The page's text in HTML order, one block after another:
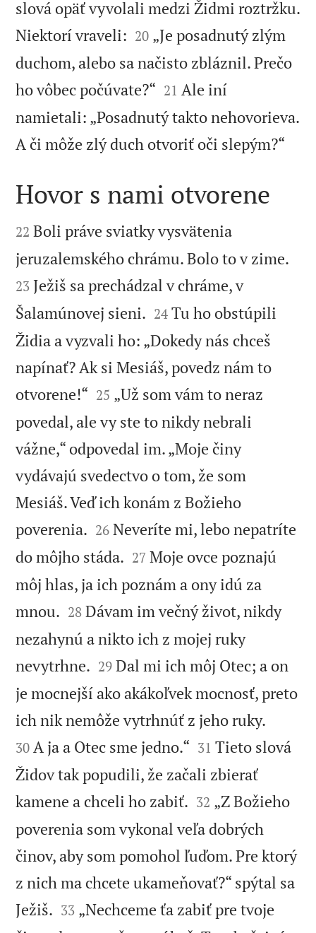
slová opäť vyvolali medzi Židmi roztržku.
Niektorí vraveli: 

20 „Je posadnutý zlým
duchom, alebo sa načisto zbláznil. Prečo
ho vôbec počúvate?“ 

21 Ale iní
namietali: „Posadnutý takto nehovorieva.
A či môže zlý duch otvoriť oči slepým?“

Hovor s nami otvorene

22 Boli práve sviatky vysvätenia
jeruzalemského chrámu. Bolo to v zime.
23 Ježiš sa prechádzal v chráme, v
Šalamúnovej sieni. 

24 Tu ho obstúpili
Židia a vyzvali ho: „Dokedy nás chceš
napínať? Ak si Mesiáš, povedz nám to
otvorene!“ 

25 „Už som vám to neraz
povedal, ale vy ste to nikdy nebrali
vážne,“ odpovedal im. „Moje činy
vydávajú svedectvo o tom, že som
Mesiáš. Veď ich konám z Božieho
poverenia. 

26 Neveríte mi, lebo nepatríte
do môjho stáda. 

27 Moje ovce poznajú
môj hlas, ja ich poznám a ony idú za
mnou. 

28 Dávam im večný život, nikdy
nezahynú a nikto ich z mojej ruky
nevytrhne. 

29 Dal mi ich môj Otec; a on
je mocnejší ako akákoľvek mocnosť, preto
ich nik nemôže vytrhnúť z jeho ruky.
30 A ja a Otec sme jedno.“ 

31 Tieto slová
Židov tak popudili, že začali zbierať
kamene a chceli ho zabiť. 

32 „Z Božieho
poverenia som vykonal veľa dobrých
činov, aby som pomohol ľuďom. Pre ktorý
z nich ma chcete ukameňovať?“ spýtal sa
Ježiš. 

33 „Nechceme ťa zabiť pre tvoje